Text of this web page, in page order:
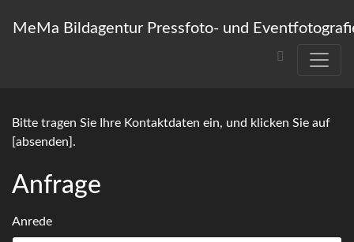
MeMa Bildagentur Pressfoto- und
Bitte tragen Sie Ihre Kontaktdaten ein, und klicken Sie auf
[absenden].
Anfrage
Anrede